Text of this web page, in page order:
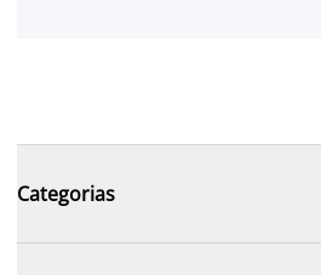
Categorias